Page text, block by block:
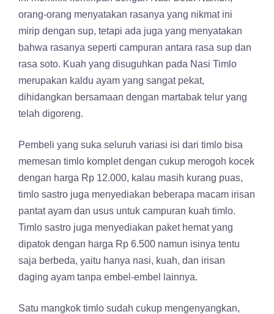
orang-orang menyatakan rasanya yang nikmat ini
mirip dengan sup, tetapi ada juga yang menyatakan
bahwa rasanya seperti campuran antara rasa sup dan
rasa soto. Kuah yang disuguhkan pada Nasi Timlo
merupakan kaldu ayam yang sangat pekat,
dihidangkan bersamaan dengan martabak telur yang
telah digoreng.
Pembeli yang suka seluruh variasi isi dari timlo bisa
memesan timlo komplet dengan cukup merogoh kocek
dengan harga Rp 12.000, kalau masih kurang puas,
timlo sastro juga menyediakan beberapa macam irisan
pantat ayam dan usus untuk campuran kuah timlo.
Timlo sastro juga menyediakan paket hemat yang
dipatok dengan harga Rp 6.500 namun isinya tentu
saja berbeda, yaitu hanya nasi, kuah, dan irisan
daging ayam tanpa embel-embel lainnya.
Satu mangkok timlo sudah cukup mengenyangkan,